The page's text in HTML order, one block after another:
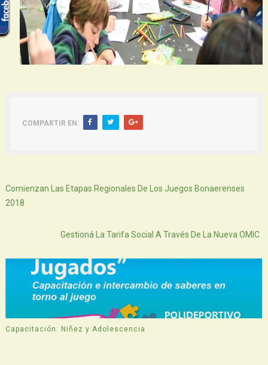
COMPARTIR EN:
Comienzan Las Etapas Regionales De Los Juegos Bonaerenses
2018
Gestioná La Tarifa Social A Través De La Nueva OMIC
Capacitación: Niñez y Adolescencia